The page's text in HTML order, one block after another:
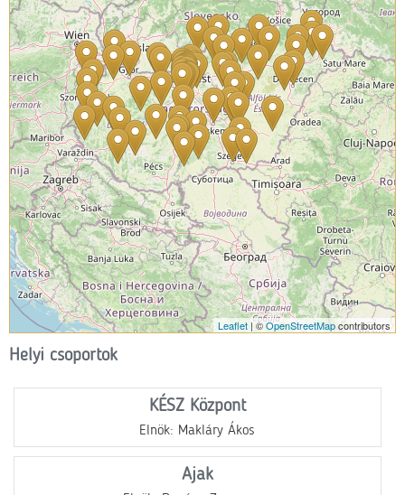
Leaflet | ©OpenStreetMapcontributors
Helyi csoportok
KÉSZ Központ
Elnök: Makláry Ákos
Ajak